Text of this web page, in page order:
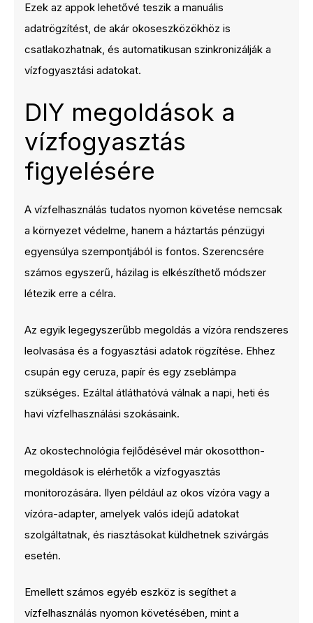
Ezek az appok lehetővé teszik a manuális
adatrögzítést, de akár okoseszközökhöz is
csatlakozhatnak, és automatikusan szinkronizálják a
vízfogyasztási adatokat.
DIY megoldások a
vízfogyasztás
figyelésére
A vízfelhasználás tudatos nyomon követése nemcsak
a környezet védelme, hanem a háztartás pénzügyi
egyensúlya szempontjából is fontos. Szerencsére
számos egyszerű, házilag is elkészíthető módszer
létezik erre a célra.
Az egyik legegyszerűbb megoldás a vízóra rendszeres
leolvasása és a fogyasztási adatok rögzítése. Ehhez
csupán egy ceruza, papír és egy zseblámpa
szükséges. Ezáltal átláthatóvá válnak a napi, heti és
havi vízfelhasználási szokásaink.
Az okostechnológia fejlődésével már okosotthon-
megoldások is elérhetők a vízfogyasztás
monitorozására. Ilyen például az okos vízóra vagy a
vízóra-adapter, amelyek valós idejű adatokat
szolgáltatnak, és riasztásokat küldhetnek szivárgás
esetén.
Emellett számos egyéb eszköz is segíthet a
vízfelhasználás nyomon követésében, mint a